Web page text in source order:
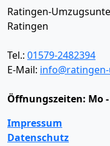
Ratingen-
Ratingen
Tel.: 01579-2482394
E-Mail:
Öffnungszeiten: Mo
Impressum
Datenschutz